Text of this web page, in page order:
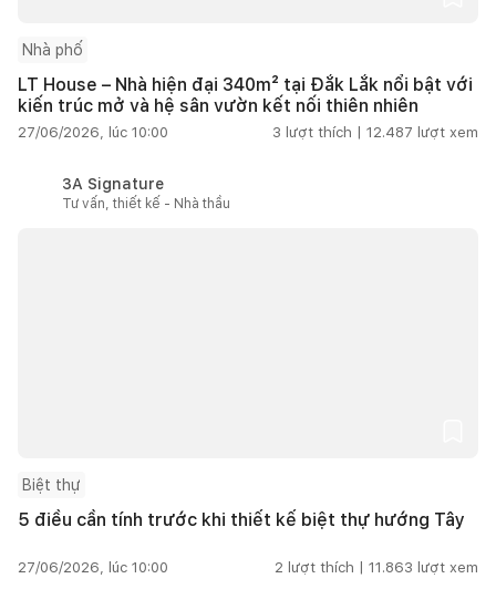
Nhà phố
LT House – Nhà hiện đại 340m² tại Đắk Lắk nổi bật với
kiến trúc mở và hệ sân vườn kết nối thiên nhiên
27/06/2026, lúc 10:00 3 lượt thích | 12.487 lượt xem
3A Signature
Tư vấn, thiết kế - Nhà thầu
Biệt thự
5 điều cần tính trước khi thiết kế biệt thự hướng Tây
27/06/2026, lúc 10:00 2 lượt thích | 11.863 lượt xem